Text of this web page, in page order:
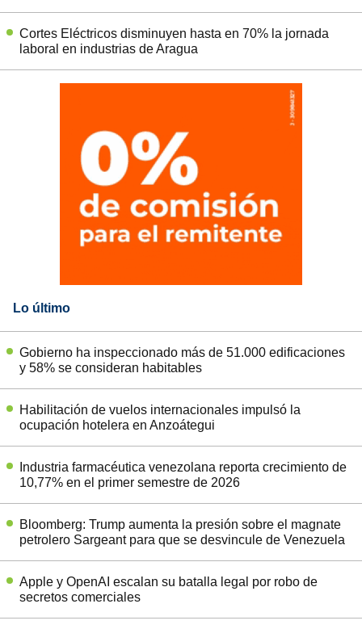
Cortes Eléctricos disminuyen hasta en 70% la jornada
laboral en industrias de Aragua
Lo último
Gobierno ha inspeccionado más de 51.000 edificaciones
y 58% se consideran habitables
Habilitación de vuelos internacionales impulsó la
ocupación hotelera en Anzoátegui
Industria farmacéutica venezolana reporta crecimiento de
10,77% en el primer semestre de 2026
Bloomberg: Trump aumenta la presión sobre el magnate
petrolero Sargeant para que se desvincule de Venezuela
Apple y OpenAI escalan su batalla legal por robo de
secretos comerciales